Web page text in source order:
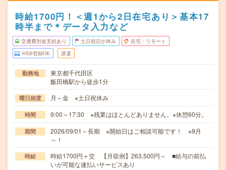
時給1700円！＜週1から2日在宅あり＞基本17
時半まで＊データ入力など
交通費別途支給あり 土日祝日が休み 在宅・リモート
WEB登録OK 派遣
勤務地
東京都千代田区
飯田橋駅から徒歩1分
曜日頻度 月～金 ※土日祝休み
時間 9:00～17:30 ※残業はほとんどありません。※休憩60分。
期間
2026/09/01～長期 ※開始日はご相談可能です！ ※9月
～！
時給
時給1700円＋交 【月収例】263,500円～ ■給与の前払
いが可能な速払いサービスあり